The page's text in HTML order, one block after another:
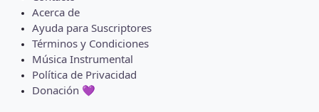
Acerca de
Ayuda para Suscriptores
Términos y Condiciones
Música Instrumental
Política de Privacidad
Donación 💜